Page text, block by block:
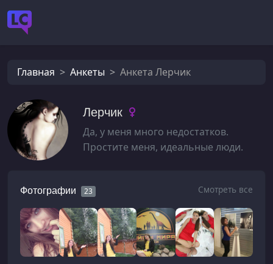
Главная Анкеты Анкета Лерчик
Лерчик
Да, у меня много недостатков.
Простите меня, идеальные люди.
Фотографии 23 Смотреть все